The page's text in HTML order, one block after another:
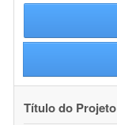
Título do